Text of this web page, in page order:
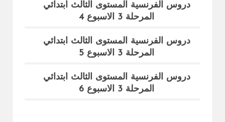
دروس الفرنسية المستوى الثالث ابتدائي
المرحلة 3 الاسبوع 4
دروس الفرنسية المستوى الثالث ابتدائي
المرحلة 3 الاسبوع 5
دروس الفرنسية المستوى الثالث ابتدائي
المرحلة 3 الاسبوع 6